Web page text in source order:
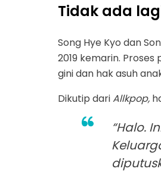
Tidak ada
Song Hye Kyo dan
2019 kemarin.
gini dan hak asuh
Dikutip dariAllkpop,
“Halo.